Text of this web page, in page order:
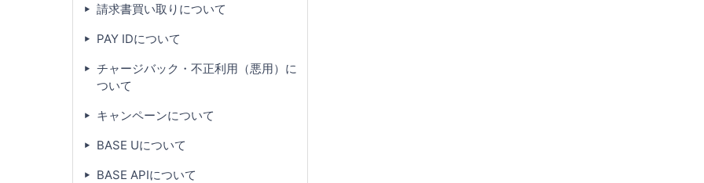
請求書買い取りについて
PAY IDについて
チャージバック・不正利用（悪用）に
ついて
キャンペーンについて
BASE Uについて
BASE APIについて